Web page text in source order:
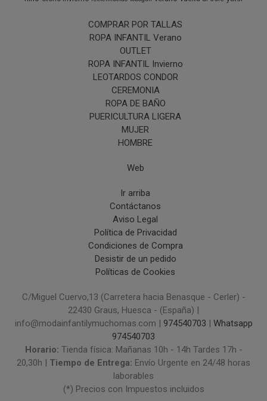
COMPRAR POR TALLAS
ROPA INFANTIL Verano
OUTLET
ROPA INFANTIL Invierno
LEOTARDOS CONDOR
CEREMONIA
ROPA DE BAÑO
PUERICULTURA LIGERA
MUJER
HOMBRE
Web
Ir arriba
Contáctanos
Aviso Legal
Política de Privacidad
Condiciones de Compra
Desistir de un pedido
Políticas de Cookies
C/Miguel Cuervo,13 (Carretera hacia Benasque - Cerler) -
22430 Graus, Huesca - (España) |
info@modainfantilymuchomas.com | 974540703 | Whatsapp
974540703
Horario: Tienda física: Mañanas 10h - 14h Tardes 17h -
20,30h | Tiempo de Entrega: Envío Urgente en 24/48 horas
laborables
(*) Precios con Impuestos incluidos